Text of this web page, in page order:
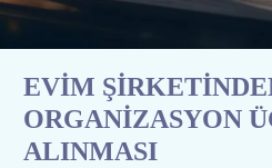
EVİM
ORGANİZASYON
ALINMASI